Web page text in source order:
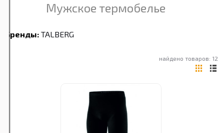
Мужское термобелье
Бренды: TALBERG
найдено товаров: 12